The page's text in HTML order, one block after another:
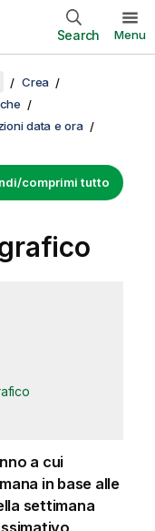
Search Menu
Crea
data e ora
comprimi tutto
a cui
in base alle
settimana